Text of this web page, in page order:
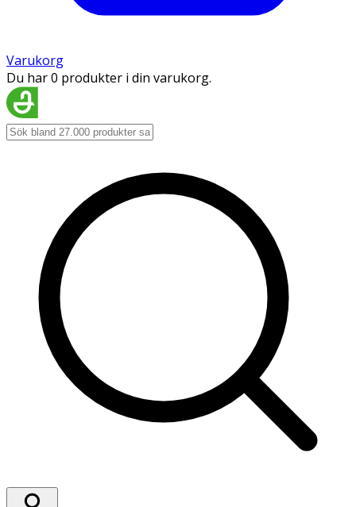
Varukorg
Du har 0 produkter i din varukorg.